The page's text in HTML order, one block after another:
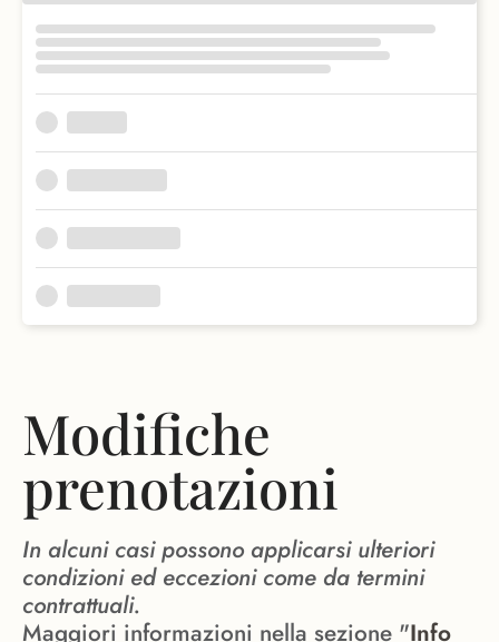
Modifiche
prenotazioni
In alcuni casi possono applicarsi ulteriori
condizioni ed eccezioni come da termini
contrattuali.
Maggiori informazioni nella sezione "Info